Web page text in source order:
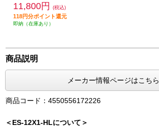
11,800円 (税込)
118円分ポイント還元
即納（在庫あり）
商品説明
メーカー情報ページはこちら
商品コード：4550556172226
＜ES-12X1-HLについて＞